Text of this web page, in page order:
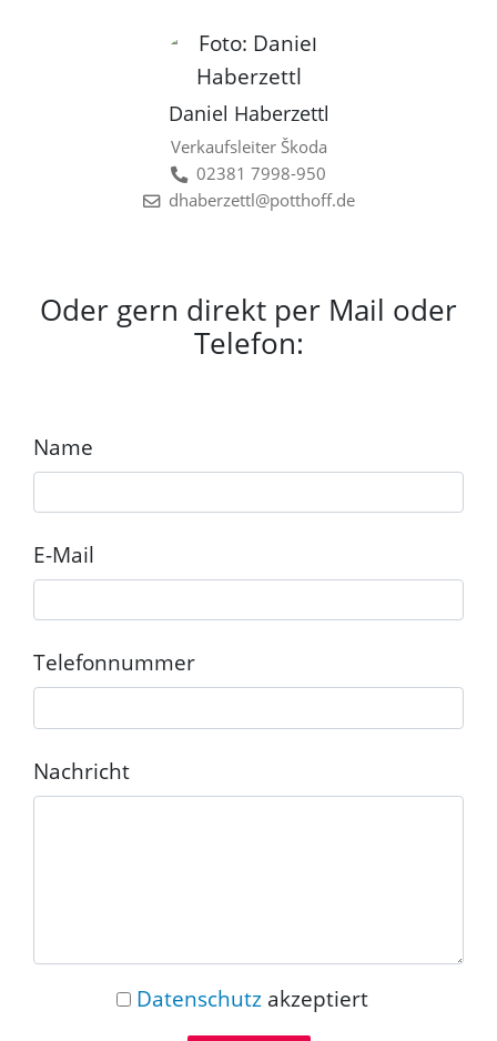
Daniel Haberzettl
Verkaufsleiter Škoda
02381 7998-950
dhaberzettl@potthoff.de
Oder gern direkt per Mail oder
Telefon:
Name
E-Mail
Telefonnummer
Nachricht
Datenschutzakzeptiert